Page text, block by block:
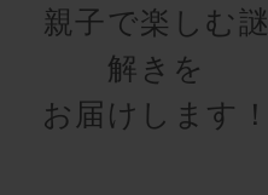
親子で楽しむ謎
解きを
お届けします！